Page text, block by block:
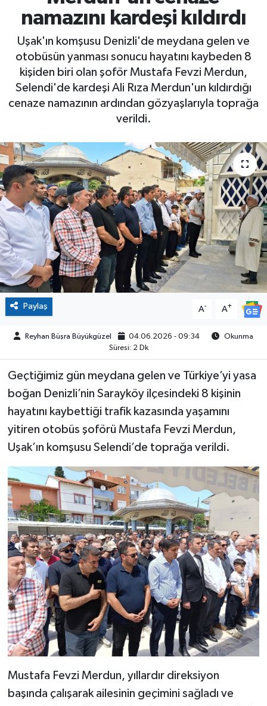
namazını kardeşi kıldırdı
Uşak'ın komşusu Denizli'de meydana gelen ve
otobüsün yanması sonucu hayatını kaybeden 8
kişiden biri olan şoför Mustafa Fevzi Merdun,
Selendi'de kardeşi Ali Rıza Merdun'un kıldırdığı
cenaze namazının ardından gözyaşlarıyla toprağa
verildi.
Paylaş A- A+
Reyhan Büşra Büyükgüzel 04.06.2026 - 09:34
Okunma
Süresi: 2 Dk
Geçtiğimiz gün meydana gelen ve Türkiye’yi yasa
boğan Denizli’nin Sarayköy ilçesindeki 8 kişinin
hayatını kaybettiği trafik kazasında yaşamını
yitiren otobüs şoförü Mustafa Fevzi Merdun,
Uşak’ın komşusu Selendi’de toprağa verildi.
Mustafa Fevzi Merdun, yıllardır direksiyon
başında çalışarak ailesinin geçimini sağladı ve